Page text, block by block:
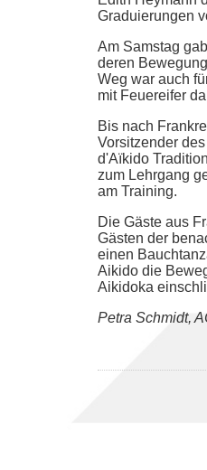
Graduierungen
Am Samstag
deren
Weg war auch
mit Feuereifer
Bis nach
Vorsitzender
d'Aïkido
zum Lehrgang
am Training.
Die Gäste aus
Gästen der
einen
Aikido die
Aikidoka
Petra Schmidt,